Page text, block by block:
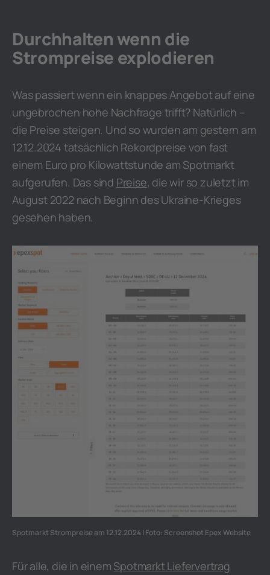
Durchhalten wenn die
Strompreise explodieren
Was passiert wenn ein knappes Angebot auf eine
ungebrochen hohe Nachfrage trifft? Natürlich –
die Preise steigen. Und so wurden am gestern am
12.12.2024 tatsächlich Rekordpreise von fast
einem Euro pro Kilowattstunde am Spotmarkt
aufgerufen. Das sind Preise, die wir so zuletzt im
August 2022 nach Beginn des Ukraine-Krieges
gesehen haben.
Spotmarkt Strompreise am 12.12.2024 | Foto: Screenshot Epex Website
Für alle, die in einem Spotmarkt Liefervertrag